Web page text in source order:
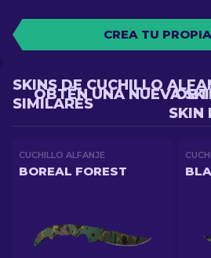
CREA TU
SKIN
OBTÉN UNA NUEVA
SKINS DE CUCHILLO
SIMILARES
CUCHILLO ALFANJE
BOREAL FOREST